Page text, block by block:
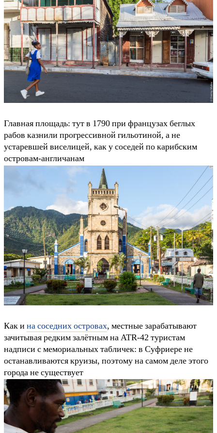
Главная площадь: тут в 1790 при французах беглых
рабов казнили прогрессивной гильотиной, а не
устаревшей виселицей, как у соседей по карибским
островам-англичанам
Как и на соседних островах, местные зарабатывают
зачитывая редким залётным на ATR-42 туристам
надписи с мемориальных табличек: в Суфриере не
останавливаются круизы, поэтому на самом деле этого
города не существует